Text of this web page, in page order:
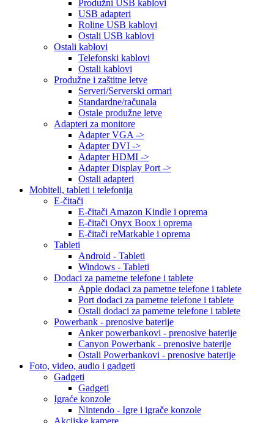
Produžni USB kablovi
USB adapteri
Roline USB kablovi
Ostali USB kablovi
Ostali kablovi
Telefonski kablovi
Ostali kablovi
Produžne i zaštitne letve
Serveri/Serverski ormari
Standardne/računala
Ostale produžne letve
Adapteri za monitore
Adapter VGA ->
Adapter DVI ->
Adapter HDMI ->
Adapter Display Port ->
Ostali adapteri
Mobiteli, tableti i telefonija
E-čitači
E-čitači Amazon Kindle i oprema
E-čitači Onyx Boox i oprema
E-čitači reMarkable i oprema
Tableti
Android - Tableti
Windows - Tableti
Dodaci za pametne telefone i tablete
Apple dodaci za pametne telefone i tablete
Port dodaci za pametne telefone i tablete
Ostali dodaci za pametne telefone i tablete
Powerbank - prenosive baterije
Anker powerbankovi - prenosive baterije
Canyon Powerbank - prenosive baterije
Ostali Powerbankovi - prenosive baterije
Foto, video, audio i gadgeti
Gadgeti
Gadgeti
Igraće konzole
Nintendo - Igre i igrače konzole
Akcijske kamere